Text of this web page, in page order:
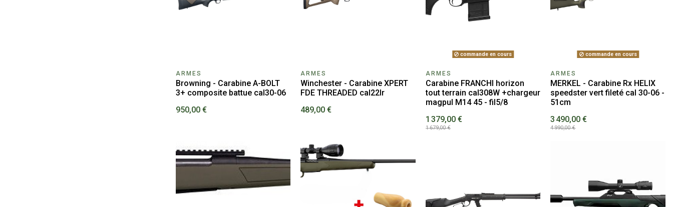
ARMES
Browning - Carabine A-BOLT
3+ composite battue cal30-06
950,00 €
ARMES
Winchester - Carabine XPERT
FDE THREADED cal22lr
489,00 €
commande en cours
ARMES
Carabine FRANCHI horizon
tout terrain cal308W +chargeur
magpul M14 45 - fil5/8
1 379,00 €
1 679,00 €
commande en cours
ARMES
MERKEL - Carabine Rx HELIX
speedster vert fileté cal 30-06 -
51cm
3 490,00 €
4 990,00 €